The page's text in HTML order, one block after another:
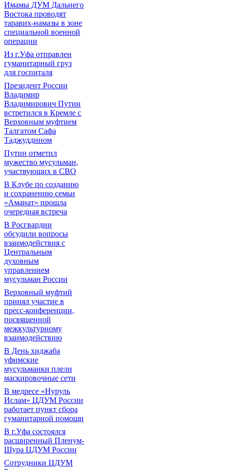
Имамы ДУМ Дальнего
Востока проводят
таравих-намазы в зоне
специальной военной
операции
Из г.Уфа отправлен
гуманитарный груз
для госпиталя
Президент России
Владимир
Владимирович Путин
встретился в Кремле с
Верховным муфтием
Талгатом Сафа
Таджуддином
Путин отметил
мужество мусульман,
участвующих в СВО
В Клубе по созданию
и сохранению семьи
«Аманат» прошла
очередная встреча
В Росгвардии
обсудили вопросы
взаимодействия с
Центральным
духовным
управлением
мусульман России
Верховный муфтий
принял участие в
пресс-конференции,
посвященной
межкультурному
взаимодействию
В День хиджаба
уфимские
мусульманки плели
маскировочные сети
В медресе «Нуруль
Ислам» ЦДУМ России
работает пункт сбора
гуманитарной помощи
В г.Уфа состоялся
расширенный Пленум-
Шура ЦДУМ России
Сотрудники ЦДУМ